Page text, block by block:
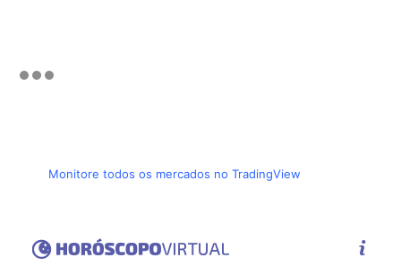
Monitore todos os mercados no TradingView